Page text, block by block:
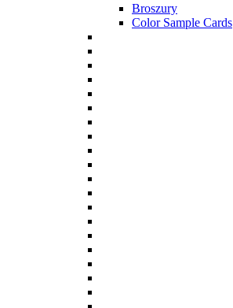
Broszury
Color Sample Cards